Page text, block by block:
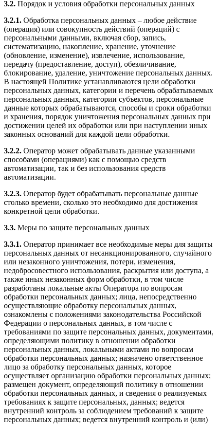
3.2. Порядок и условия обработки персональных данных
3.2.1. Обработка персональных данных – любое действие
(операция) или совокупность действий (операций) с
персональными данными, включая сбор, запись,
систематизацию, накопление, хранение, уточнение
(обновление, изменение), извлечение, использование,
передачу (предоставление, доступ), обезличивание,
блокирование, удаление, уничтожение персональных данных.
В настоящей Политике устанавливаются цели обработки
персональных данных, категории и перечень обрабатываемых
персональных данных, категории субъектов, персональные
данные которых обрабатываются, способы и сроки обработки
и хранения, порядок уничтожения персональных данных при
достижении целей их обработки или при наступлении иных
законных оснований для каждой цели обработки.
3.2.2. Оператор может обрабатывать данные указанными
способами (операциями) как с помощью средств
автоматизации, так и без использования средств
автоматизации.
3.2.3. Оператор будет обрабатывать персональные данные
столько времени, сколько это необходимо для достижения
конкретной цели обработки.
3.3. Меры по защите персональных данных
3.3.1. Оператор принимает все необходимые меры для защиты
персональных данных от несанкционированного, случайного
или незаконного уничтожения, потери, изменения,
недобросовестного использования, раскрытия или доступа, а
также иных незаконных форм обработки, в том числе
разработаны локальные акты Оператора по вопросам
обработки персональных данных; лица, непосредственно
осуществляющие обработку персональных данных,
ознакомлены с положениями законодательства Российской
Федерации о персональных данных, в том числе с
требованиями по защите персональных данных, документами,
определяющими политику в отношении обработки
персональных данных, локальными актами по вопросам
обработки персональных данных; назначено ответственное
лицо за обработку персональных данных, которое
осуществляет организацию обработки персональных данных;
размещен документ, определяющий политику в отношении
обработки персональных данных, и сведения о реализуемых
требованиях к защите персональных, данных; ведется
внутренний контроль за соблюдением требований к защите
персональных данных; ведется внутренний контроль и (или)